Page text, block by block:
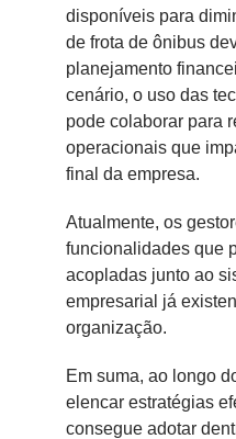
disponíveis para
de frota de ônibus
planejamento
cenário, o uso das
pode colaborar para
operacionais que
final da empresa.
Atualmente, os
funcionalidades que
acopladas junto ao
empresarial já
organização.
Em suma, ao longo
elencar estratégias
consegue adotar